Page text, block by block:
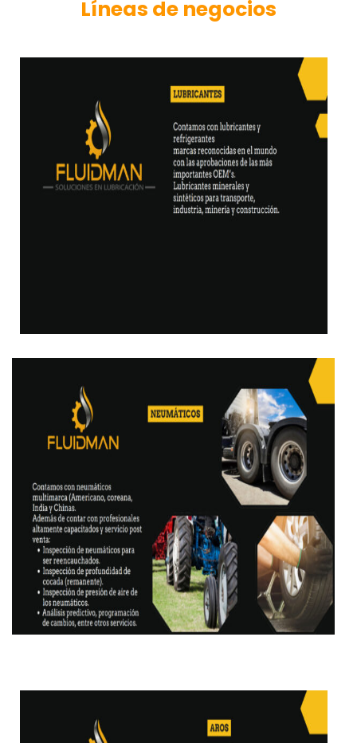
Líneas de negocios